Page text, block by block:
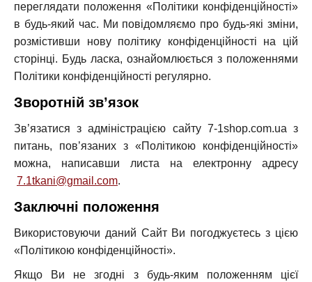
переглядати положення «Політики конфіденційності»
в будь-який час. Ми повідомляємо про будь-які зміни,
розмістивши нову політику конфіденційності на цій
сторінці. Будь ласка, ознайомлюється з положеннями
Політики конфіденційності регулярно.
Зворотній зв’язок
Зв’язатися з адміністрацією сайту 7-1shop.com.ua з
питань, пов’язаних з «Політикою конфіденційності»
можна, написавши листа на електронну адресу
7.1tkani@gmail.com.
Заключні положення
Використовуючи даний Сайт Ви погоджуєтесь з цією
«Політикою конфіденційності».
Якщо Ви не згодні з будь-яким положенням цієї